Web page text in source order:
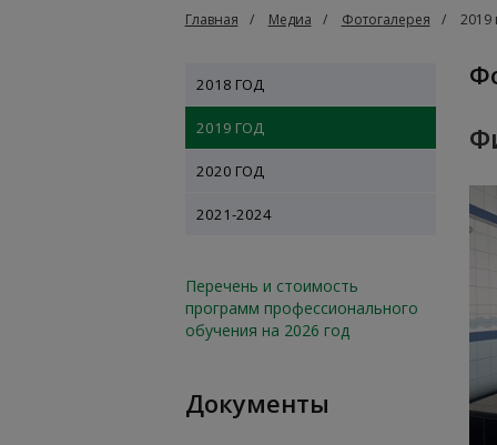
Главная Медиа Фотогалерея 2019
2018 ГОД
2019 ГОД
2020 ГОД
2021-2024
Перечень и стоимость
программ профессионального
обучения на 2026 год
Документы